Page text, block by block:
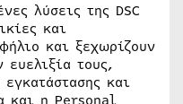
λύσεις της DSC
και
και ξεχωρίζουν
ευελιξία τους,
και